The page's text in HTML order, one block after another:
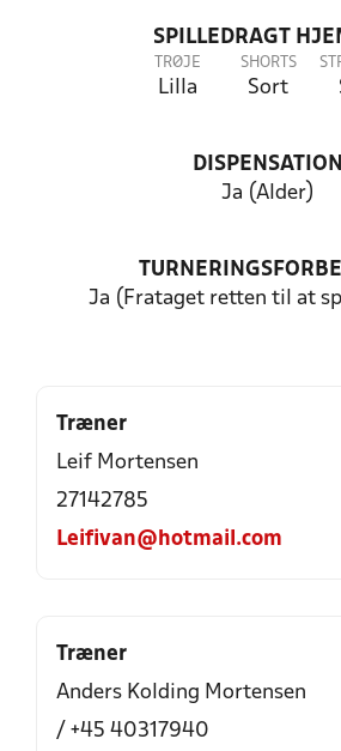
SPILLEDRAGT
TRØJE
Lilla
SHORTS
Sort
DISPENSATION
Ja (Alder)
Ja (Frataget retten til at
Træner
Leif Mortensen
27142785
Leifivan@hotmail.com
Træner
Anders Kolding Mortensen
/ +45 40317940